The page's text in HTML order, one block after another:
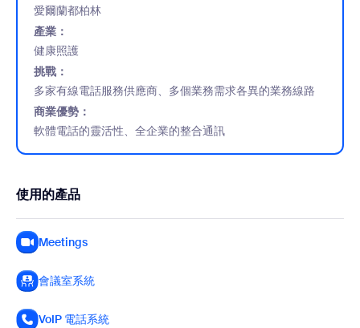
愛爾蘭都柏林
產業：
健康照護
挑戰：
多家有線電話服務供應商、多個業務需求各異的業務線路
商業優勢：
軟體電話的靈活性、全企業的整合通訊
使用的產品
Meetings
會議室系統
VoIP 電話系統